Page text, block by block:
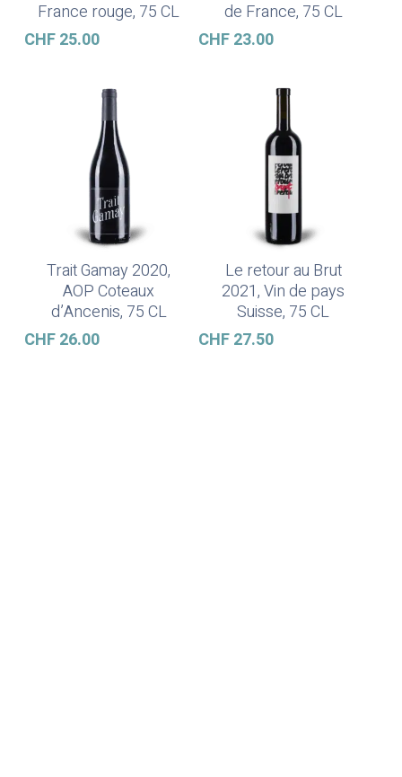
France rouge, 75 CL
CHF25.00
de France, 75 CL
CHF23.00
Weiterlesen
Trait Gamay 2020,
AOP Coteaux
d’Ancenis, 75 CL
CHF26.00
In Den Warenkorb
Le retour au Brut
2021, Vin de pays
Suisse, 75 CL
CHF27.50